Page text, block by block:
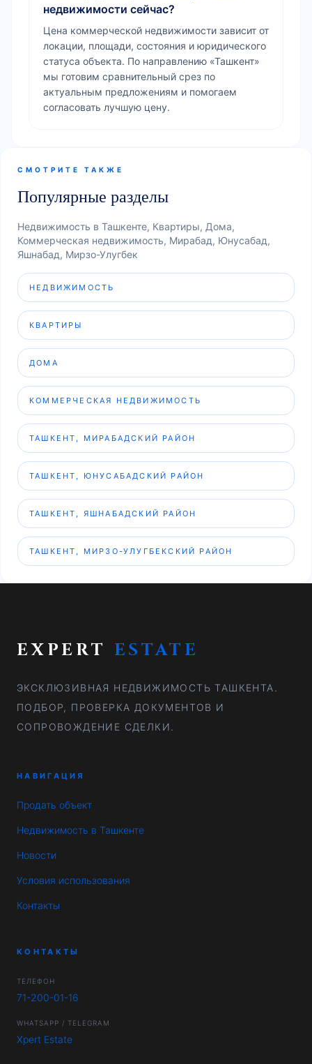
недвижимости сейчас?
Цена коммерческой недвижимости зависит от
локации, площади, состояния и юридического
статуса объекта. По направлению «Ташкент»
мы готовим сравнительный срез по
актуальным предложениям и помогаем
согласовать лучшую цену.
СМОТРИТЕ ТАКЖЕ
Популярные разделы
Недвижимость в Ташкенте, Квартиры, Дома,
Коммерческая недвижимость, Мирабад, Юнусабад,
Яшнабад, Мирзо-Улугбек
НЕДВИЖИМОСТЬ
КВАРТИРЫ
ДОМА
КОММЕРЧЕСКАЯ НЕДВИЖИМОСТЬ
ТАШКЕНТ, МИРАБАДСКИЙ РАЙОН
ТАШКЕНТ, ЮНУСАБАДСКИЙ РАЙОН
ТАШКЕНТ, ЯШНАБАДСКИЙ РАЙОН
ТАШКЕНТ, МИРЗО-УЛУГБЕКСКИЙ РАЙОН
EXPERT ESTATE
ЭКСКЛЮЗИВНАЯ НЕДВИЖИМОСТЬ ТАШКЕНТА.
ПОДБОР, ПРОВЕРКА ДОКУМЕНТОВ И
СОПРОВОЖДЕНИЕ СДЕЛКИ.
НАВИГАЦИЯ
Продать объект
Недвижимость в Ташкенте
Новости
Условия использования
Контакты
КОНТАКТЫ
ТЕЛЕФОН
71-200-01-16
WHATSAPP / TELEGRAM
Xpert Estate